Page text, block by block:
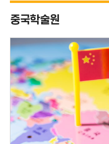
중국학술원